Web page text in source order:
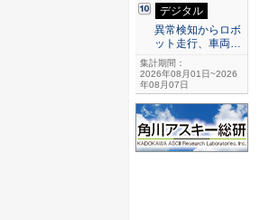
デジタル
異常検知からロボ
ット走行、車両…
集計期間：
2026年08月01日~2026
年08月07日